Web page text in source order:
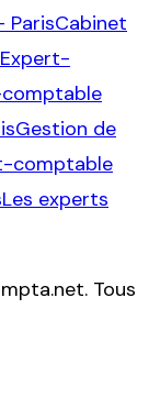
ParisCabinet
Expert-
Gestion de
comptable
Les experts
. Tous